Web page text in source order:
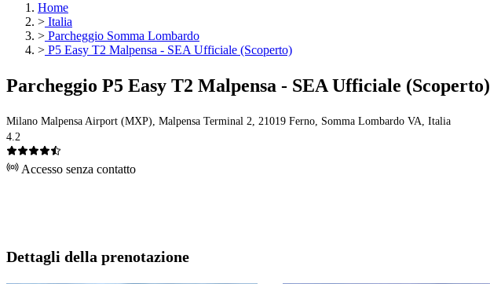
Home
> Italia
> Parcheggio Somma Lombardo
> P5 Easy T2 Malpensa - SEA Ufficiale (Scoperto)
Parcheggio P5 Easy T2 Malpensa - SEA Ufficiale (Scoperto)
Milano Malpensa Airport (MXP), Malpensa Terminal 2, 21019 Ferno, Somma Lombardo VA, Italia
4.2
Accesso senza contatto
Dettagli della prenotazione